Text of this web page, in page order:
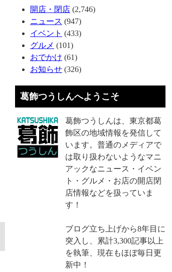
開店・閉店 (2,746)
ニュース (947)
イベント (433)
グルメ (101)
おでかけ (61)
お知らせ (326)
葛飾つうしんへようこそ
葛飾つうしんは、東京都葛
飾区の地域情報を発信して
います。普通のメディアで
は取り扱わないようなマニ
アックなニュース・イベン
ト・グルメ・お店の開店閉
店情報などを扱っていま
す！
ブログ立ち上げから8年目に
突入し、累計3,300記事以上
を執筆、現在もほぼ毎日更
新中！